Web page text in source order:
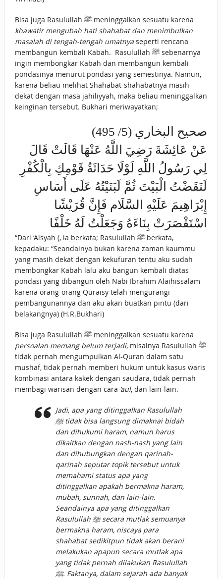
Bisa juga Rasulullah ﷺ meninggalkan sesuatu karena
khawatir mengubah hati shahabat dan menimbulkan
masalah di tengah-tengah umatnyaseperti rencana
membangun kembali Kabah. Rasulullah ﷺ sebenarnya
ingin membongkar Kabah dan membangun kembali
pondasinya menurut pondasi yang semestinya. Namun,
karena beliau melihat Shahabat-shahabatnya masih
dekat dengan masa jahiliyyah, maka beliau meninggalkan
keinginan tersebut. Bukhari meriwayatkan;
صحيح البخاري (5/ 495)
لِي رَسُولُ اللَّهِ لَوْلَا حَدَاثَةُ قَوْمِكِ بِالْكُفْرِ
لَنَقَضْتُ الْبَيْتَ ثُمَّ لَبَنَيْتُهُ عَلَى أَسَاسِ
إِبْرَاهِيمَ عَلَيْهِ السَّلَام فَإِنَّ قُرَيْشًا
اسْتَقْصَرَتْ بِنَاءَهُ وَجَعَلْتُ لَهُ خَلْفًا
“Dari ‘Aisyah (, ia berkata; Rasulullah ﷺ berkata,
kepadaku: “Seandainya bukan karena zaman kaummu
yang masih dekat dengan kekufuran tentu aku sudah
membongkar Kabah lalu aku bangun kembali diatas
pondasi yang dibangun oleh Nabi Ibrahim Alaihissalam
karena orang-orang Quraisy telah mengurangi
pembangunannya dan aku akan buatkan pintu (dari
belakangnya) (H.R.Bukhari)
Bisa juga Rasulullah ﷺ meninggalkan sesuatu karena
persoalan memang belum terjadi, misalnya Rasulullah ﷺ
tidak pernah mengumpulkan Al-Quran dalam satu
mushaf, tidak pernah memberi hukum untuk kasus waris
kombinasi antara kakek dengan saudara, tidak pernah
membagi warisan dengan cara ‘aul, dan lain-lain.
Jadi, apa yang ditinggalkan Rasulullah
ﷺ tidak bisa langsung dimaknai bidah
dan dihukumi haram, namun harus
dikaitkan dengan nash-nash yang lain
dan dihubungkan dengan qarinah-
qarinah seputar topik tersebut untuk
memahami status apa yang
ditinggalkan apakah bermakna haram,
mubah, sunnah, dan lain-lain.
Seandainya apa yang ditinggalkan
Rasulullah ﷺ secara mutlak semuanya
bermakna haram, niscaya para
shahabat sedikitpun tidak akan berani
melakukan apapun secara mutlak apa
yang tidak pernah dilakukan Rasulullah
ﷺ. Faktanya, dalam sejarah ada banyak